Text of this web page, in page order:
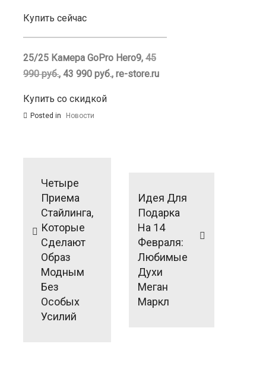
Купить сейчас
25/25 Камера GoPro Hero9, 45
990 руб., 43 990 руб., re-store.ru
Купить со скидкой
Posted in Новости
записям
Четыре
Приема
Стайлинга,
Которые
Сделают
Образ
Модным
Без
Особых
Усилий
Идея Для
Подарка
На 14
Февраля:
Любимые
Духи
Меган
Маркл